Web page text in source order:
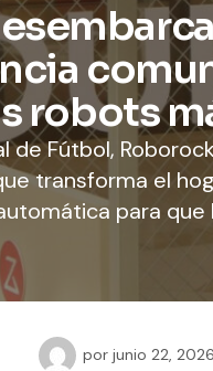
robots
de Fútbol,
transforma el
para
por junio 22, 2026